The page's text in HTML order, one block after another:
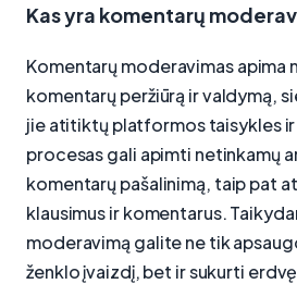
Kas yra komentarų
Komentarų moderavimas apima
komentarų peržiūrą ir valdymą,
jie atitiktų platformos taisykles ir
procesas gali apimti netinkamų
komentarų pašalinimą, taip pat
klausimus ir komentarus.
moderavimą galite ne tik
ženklo įvaizdį, bet ir sukurti